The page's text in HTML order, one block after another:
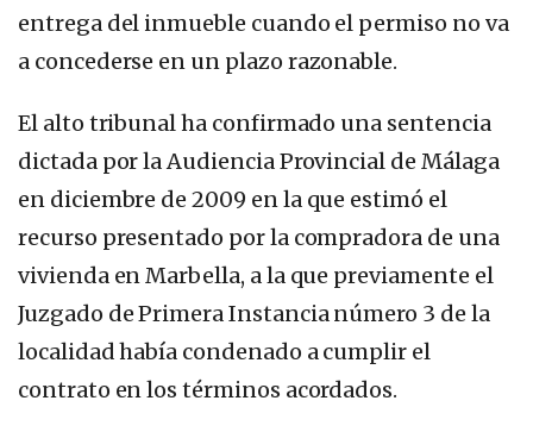
entrega del inmueble cuando el permiso no va
a concederse en un plazo razonable.
El alto tribunal ha confirmado una sentencia
dictada por la Audiencia Provincial de Málaga
en diciembre de 2009 en la que estimó el
recurso presentado por la compradora de una
vivienda en Marbella, a la que previamente el
Juzgado de Primera Instancia número 3 de la
localidad había condenado a cumplir el
contrato en los términos acordados.